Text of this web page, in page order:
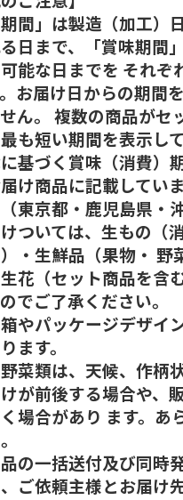
間」は製造（加工）
日まで、「賞味期間
能な日までを それぞ
お届け日からの期間
ん。 複数の商品がセ
も短い期間を表示し
基づく賞味（消費）
け商品に記載していま
東京都・鹿児島県・
ついては、生もの（
・生鮮品（果物・ 野
花（セット商品を含
でご了承ください。
やパッケージデザイ
ます。
菜類は、天候、作柄
が前後する場合や、
場合があり ます。あ
の一括送付及び同時
ご依頼主様とお届け